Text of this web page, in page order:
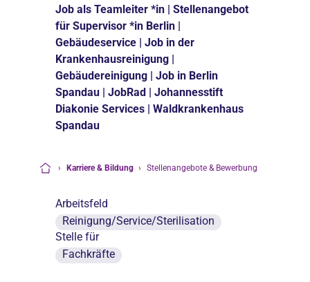
Job als Teamleiter *in | Stellenangebot
für Supervisor *in Berlin |
Gebäudeservice | Job in der
Krankenhausreinigung |
Gebäudereinigung | Job in Berlin
Spandau | JobRad | Johannesstift
Diakonie Services | Waldkrankenhaus
Spandau
› Karriere & Bildung › Stellenangebote & Bewerbung
Arbeitsfeld
Reinigung/Service/Sterilisation
Stelle für
Fachkräfte